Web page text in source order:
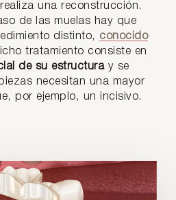
una reconstrucción.
de las muelas hay que
distinto, conocido
tratamiento consiste en
de su estructuray se
necesitan una mayor
por ejemplo, un incisivo.